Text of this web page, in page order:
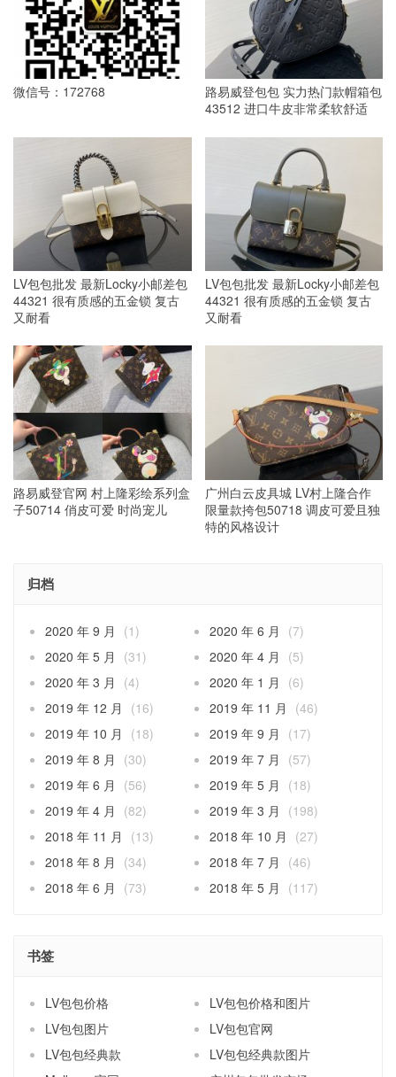
微信号：172768
路易威登包包 实力热门款帽箱包
43512 进口牛皮非常柔软舒适
LV包包批发 最新Locky小邮差包
44321 很有质感的五金锁 复古
又耐看
LV包包批发 最新Locky小邮差包
44321 很有质感的五金锁 复古
又耐看
路易威登官网 村上隆彩绘系列盒
子50714 俏皮可爱 时尚宠儿
广州白云皮具城 LV村上隆合作
限量款挎包50718 调皮可爱且独
特的风格设计
归档
2020 年 9 月 (1) 2020 年 6 月
(7)
2020 年 5 月
(31) 2020 年 4 月
(5)
2020 年 3 月
(4) 2020 年 1 月
(6)
2019 年 12 月
(16) 2019 年 11 月
(46)
2019 年 10 月
(18) 2019 年 9 月
(17)
2019 年 8 月
(30) 2019 年 7 月
(57)
2019 年 6 月
(56) 2019 年 5 月
(18)
2019 年 4 月
(82) 2019 年 3 月
(198)
2018 年 11 月
(13) 2018 年 10 月
(27)
2018 年 8 月
(34) 2018 年 7 月
(46)
2018 年 6 月
(73) 2018 年 5 月 (117)
书签
LV包包价格
LV包包价格和图片
LV包包图片
LV包包官网
LV包包经典款
LV包包经典款图片